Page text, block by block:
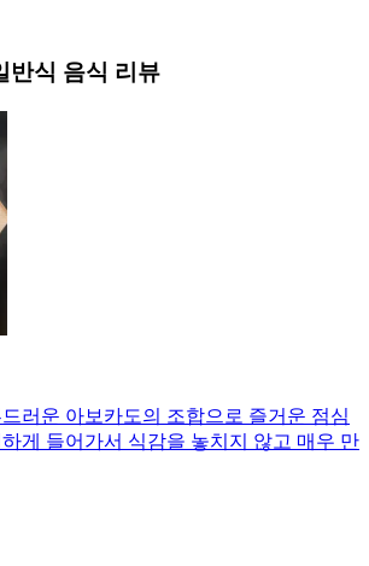
반식 음식 리뷰
러운 아보카도의 조합으로 즐거운 점심
게 들어가서 식감을 놓치지 않고 매우 만